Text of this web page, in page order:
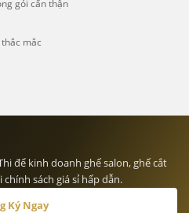
gói cẩn thận
mắc
để kinh doanh ghế salon, ghế cắt
sách giá sỉ hấp dẫn.
Ký Ngay